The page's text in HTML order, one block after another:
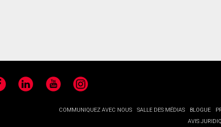
LinkedIn YouTubeInstagram
COMMUNIQUEZ AVEC NOUS SALLE DES MÉDIAS BLOGUE
AVIS